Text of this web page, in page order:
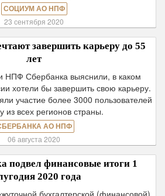
СОЦИУМ АО НПФ
23 сентября 2020
завершить карьеру до 55
лет
НПФ Сбербанка выяснили, в каком
хотели бы завершить свою карьеру.
участие более 3000 пользователей
из всех регионов страны.
АО НПФ
06 августа 2020
подвел финансовые итоги 1
2020 года
бухгалтерской (финансовой)